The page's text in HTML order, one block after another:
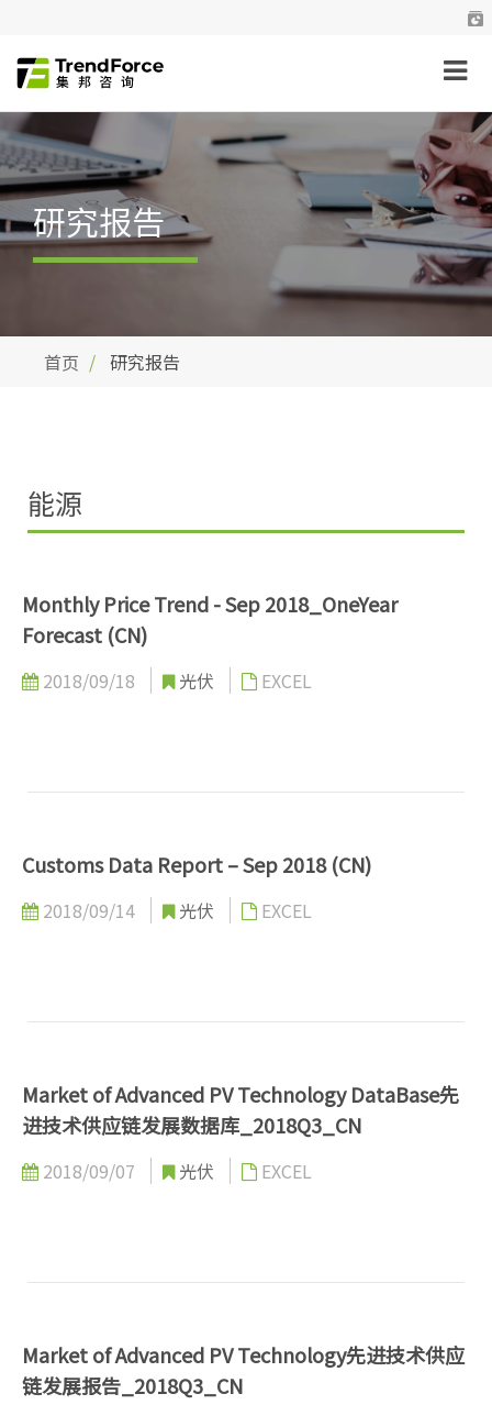
研究报告
首页 研究报告
能源
Monthly Price Trend - Sep 2018_OneYear
Forecast (CN)
2018/09/18 光伏 EXCEL
Customs Data Report – Sep 2018 (CN)
2018/09/14 光伏 EXCEL
Market of Advanced PV Technology DataBase先
进技术供应链发展数据库_2018Q3_CN
2018/09/07 光伏 EXCEL
Market of Advanced PV Technology先进技术供应
链发展报告_2018Q3_CN